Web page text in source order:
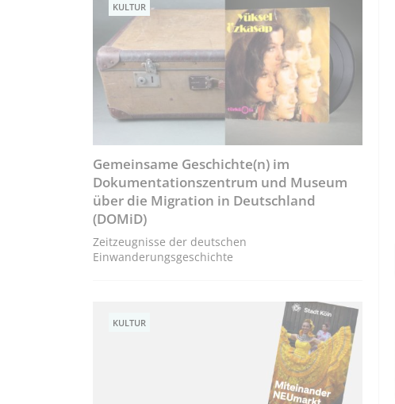
KULTUR
Gemeinsame Geschichte(n) im
Dokumentationszentrum und Museum
über die Migration in Deutschland
(DOMiD)
Zeitzeugnisse der deutschen
Einwanderungsgeschichte
KULTUR